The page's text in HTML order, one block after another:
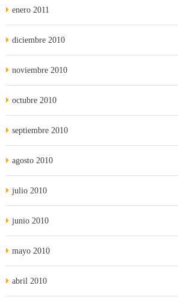
enero 2011
diciembre 2010
noviembre 2010
octubre 2010
septiembre 2010
agosto 2010
julio 2010
junio 2010
mayo 2010
abril 2010